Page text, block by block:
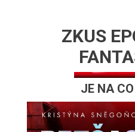
ZKUS
JE NA